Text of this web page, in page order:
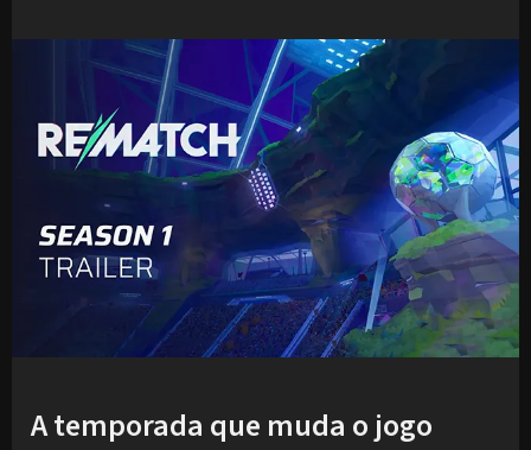
A temporada que muda o jogo